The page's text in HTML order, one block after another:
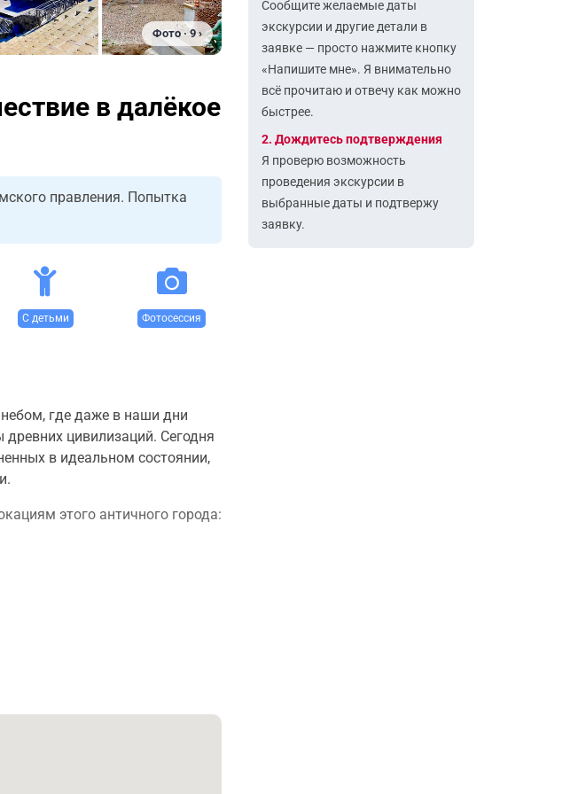
Фото · 9 ›
в далёкое
правления. Попытка
С детьми Фотосессия
где даже в наши дни
цивилизаций. Сегодня
в идеальном состоянии,
этого античного города:
Сообщите желаемые даты
экскурсии и другие детали в
заявке — просто нажмите кнопку
«Напишите мне». Я внимательно
всё прочитаю и отвечу как можно
быстрее.
2. Дождитесь подтверждения
Я проверю возможность
проведения экскурсии в
выбранные даты и подтвержу
заявку.